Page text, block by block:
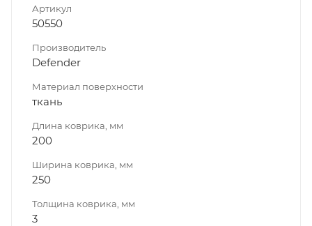
Артикул
50550
Производитель
Defender
Материал поверхности
ткань
Длина коврика, мм
200
Ширина коврика, мм
250
Толщина коврика, мм
3